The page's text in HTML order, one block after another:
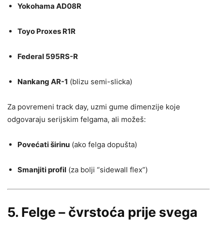
Yokohama AD08R
Toyo Proxes R1R
Federal 595RS-R
Nankang AR-1 (blizu semi-slicka)
Za povremeni track day, uzmi gume dimenzije koje
odgovaraju serijskim felgama, ali možeš:
Povećati širinu (ako felga dopušta)
Smanjiti profil (za bolji “sidewall flex”)
5. Felge – čvrstoća prije svega